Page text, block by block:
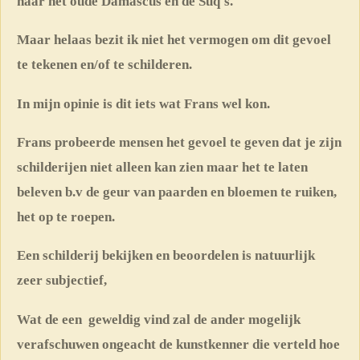
Maar helaas bezit ik niet het vermogen om dit gevoel
te tekenen en/of te schilderen.
In mijn opinie is dit iets wat Frans wel kon.
Frans probeerde mensen het gevoel te geven dat je zijn
schilderijen niet alleen kan zien maar het te laten
beleven b.v de geur van paarden en bloemen te ruiken,
het op te roepen.
Een schilderij bekijken en beoordelen is natuurlijk
zeer subjectief,
Wat de een geweldig vind zal de ander mogelijk
verafschuwen ongeacht de kunstkenner die verteld hoe